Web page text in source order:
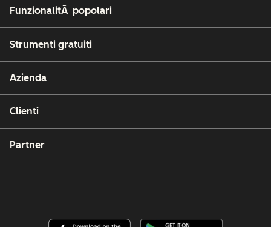
FunzionalitÃ popolari
Strumenti gratuiti
Azienda
Clienti
Partner